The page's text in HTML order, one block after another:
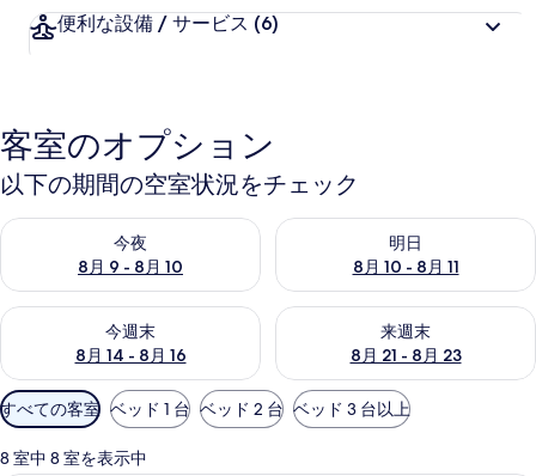
便利な設備 / サービス (6)
客室のオプション
以下の期間の空室状況をチェック
今夜
8月 9 - 8月 10
今夜 8月 9 - 8月 10 の空室状況をチェック
明日
8月 10 - 8月 11
明日 8月 10 - 8月 11 の空室状
今週末
8月 14 - 8月 16
今週末 8月 14 - 8月 16 の空室状況をチェック
来週末
8月 21 - 8月 23
来週末 8月 21 - 8月 23 の空室
利
用
可
すべての客室 ベッド 1 台 ベッド 2 台 ベッド 3 台以上
8 室中 8 室を表示中